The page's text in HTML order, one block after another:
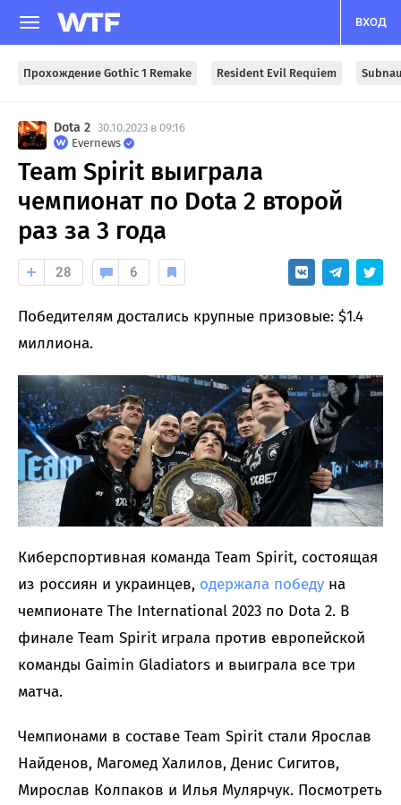
ВХОД
Прохождение Gothic 1 Remake Resident Evil Requiem
Dota 2 30.10.2023 в 09:16
Evernews
Team Spirit выиграла
чемпионат по Dota 2 второй
раз за 3 года
28 6
Победителям достались крупные призовые: $1.4
миллиона.
Киберспортивная команда Team Spirit, состоящая
из россиян и украинцев, одержала победу на
чемпионате The International 2023 по Dota 2. В
финале Team Spirit играла против европейской
команды Gaimin Gladiators и выиграла все три
матча.
Чемпионами в составе Team Spirit стали Ярослав
Найденов, Магомед Халилов, Денис Сигитов,
Мирослав Колпаков и Илья Мулярчук. Посмотреть